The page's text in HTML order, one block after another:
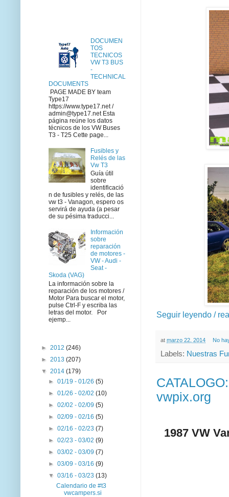
Seguir leyendo /
at marzo 22, 2014 No
Labels: Nuestras
vwpix.org
1987 VW
DOCUMEN
TOS
TECNICOS
VW T3 BUS
-
TECHNICAL
DOCUMENTS
PAGE MADE BY team
Type17
https://www.type17.net /
admin@type17.net Esta
página reúne los datos
técnicos de los VW Buses
T3 - T25 Cette page...
Fusibles y
Relés de las
Vw T3
Guía útil
sobre
identificació
n de fusibles y relés, de las
vw t3 - Vanagon, espero os
servirá de ayuda (a pesar
de su pésima traducci...
Información
sobre
reparación
de motores -
VW - Audi -
Seat -
Skoda (VAG)
La información sobre la
reparación de los motores /
Motor Para buscar el motor,
pulse Ctrl-F y escriba las
letras del motor. Por
ejemp...
► 2012 (246)
► 2013 (207)
▼ 2014 (179)
►01/19 - 01/26(5)
►01/26 - 02/02(10)
►02/02 - 02/09(5)
►02/09 - 02/16(5)
►02/16 - 02/23(7)
►02/23 - 03/02(9)
►03/02 - 03/09(7)
►03/09 - 03/16(9)
▼03/16 - 03/23(13)
Calendario de #t3
vwcampers.si